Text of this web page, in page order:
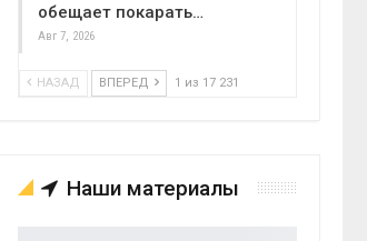
обещает покарать…
Авг 7, 2026
НАЗАД ВПЕРЕД 1 из 17 231
Наши материалы